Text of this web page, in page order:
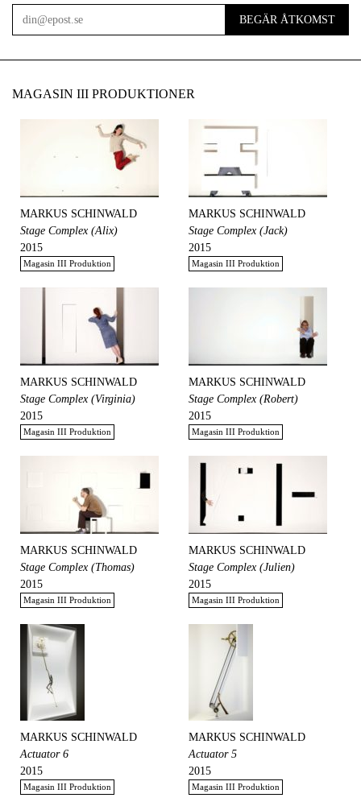
BEGÄR ÅTKOMST
MAGASIN III PRODUKTIONER
MARKUS SCHINWALD
Stage Complex (Alix)
2015
Magasin III Produktion
MARKUS SCHINWALD
Stage Complex (Jack)
2015
Magasin III Produktion
MARKUS SCHINWALD
Stage Complex (Virginia)
2015
Magasin III Produktion
MARKUS SCHINWALD
Stage Complex (Robert)
2015
Magasin III Produktion
MARKUS SCHINWALD
Stage Complex (Thomas)
2015
Magasin III Produktion
MARKUS SCHINWALD
Stage Complex (Julien)
2015
Magasin III Produktion
MARKUS SCHINWALD
Actuator 6
2015
Magasin III Produktion
MARKUS SCHINWALD
Actuator 5
2015
Magasin III Produktion